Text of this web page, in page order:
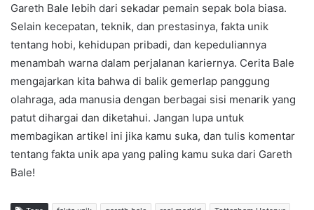
Gareth Bale lebih dari sekadar pemain sepak bola biasa.
Selain kecepatan, teknik, dan prestasinya, fakta unik
tentang hobi, kehidupan pribadi, dan kepeduliannya
menambah warna dalam perjalanan kariernya. Cerita Bale
mengajarkan kita bahwa di balik gemerlap panggung
olahraga, ada manusia dengan berbagai sisi menarik yang
patut dihargai dan diketahui. Jangan lupa untuk
membagikan artikel ini jika kamu suka, dan tulis komentar
tentang fakta unik apa yang paling kamu suka dari Gareth
Bale!